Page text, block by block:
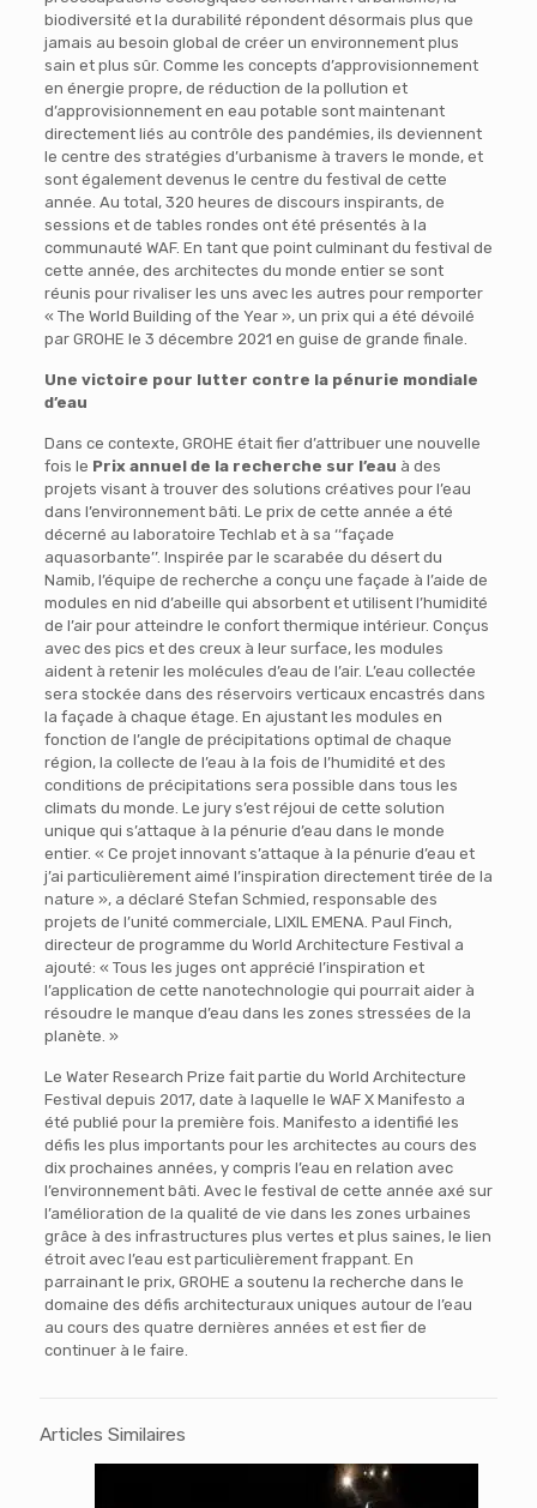
biodiversité et la durabilité répondent désormais plus que
jamais au besoin global de créer un environnement plus
sain et plus sûr. Comme les concepts d’approvisionnement
en énergie propre, de réduction de la pollution et
d’approvisionnement en eau potable sont maintenant
directement liés au contrôle des pandémies, ils deviennent
le centre des stratégies d’urbanisme à travers le monde, et
sont également devenus le centre du festival de cette
année. Au total, 320 heures de discours inspirants, de
sessions et de tables rondes ont été présentés à la
communauté WAF. En tant que point culminant du festival de
cette année, des architectes du monde entier se sont
réunis pour rivaliser les uns avec les autres pour remporter
« The World Building of the Year », un prix qui a été dévoilé
par GROHE le 3 décembre 2021 en guise de grande finale.
Une victoire pour lutter contre la pénurie mondiale
d’eau
Dans ce contexte, GROHE était fier d’attribuer une nouvelle
fois le Prix annuel de la recherche sur l’eau à des
projets visant à trouver des solutions créatives pour l’eau
dans l’environnement bâti. Le prix de cette année a été
décerné au laboratoire Techlab et à sa ‘‘façade
aquasorbante’’. Inspirée par le scarabée du désert du
Namib, l’équipe de recherche a conçu une façade à l’aide de
modules en nid d’abeille qui absorbent et utilisent l’humidité
de l’air pour atteindre le confort thermique intérieur. Conçus
avec des pics et des creux à leur surface, les modules
aident à retenir les molécules d’eau de l’air. L’eau collectée
sera stockée dans des réservoirs verticaux encastrés dans
la façade à chaque étage. En ajustant les modules en
fonction de l’angle de précipitations optimal de chaque
région, la collecte de l’eau à la fois de l’humidité et des
conditions de précipitations sera possible dans tous les
climats du monde. Le jury s’est réjoui de cette solution
unique qui s’attaque à la pénurie d’eau dans le monde
entier. « Ce projet innovant s’attaque à la pénurie d’eau et
j’ai particulièrement aimé l’inspiration directement tirée de la
nature », a déclaré Stefan Schmied, responsable des
projets de l’unité commerciale, LIXIL EMENA. Paul Finch,
directeur de programme du World Architecture Festival a
ajouté: « Tous les juges ont apprécié l’inspiration et
l’application de cette nanotechnologie qui pourrait aider à
résoudre le manque d’eau dans les zones stressées de la
planète. »
Le Water Research Prize fait partie du World Architecture
Festival depuis 2017, date à laquelle le WAF X Manifesto a
été publié pour la première fois. Manifesto a identifié les
défis les plus importants pour les architectes au cours des
dix prochaines années, y compris l’eau en relation avec
l’environnement bâti. Avec le festival de cette année axé sur
l’amélioration de la qualité de vie dans les zones urbaines
grâce à des infrastructures plus vertes et plus saines, le lien
étroit avec l’eau est particulièrement frappant. En
parrainant le prix, GROHE a soutenu la recherche dans le
domaine des défis architecturaux uniques autour de l’eau
au cours des quatre dernières années et est fier de
continuer à le faire.
Articles Similaires